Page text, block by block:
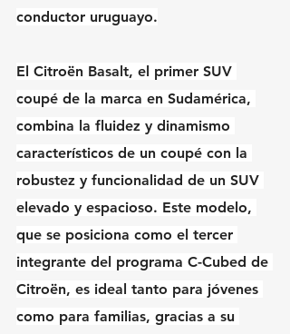
conductor uruguayo.
El Citroën Basalt, el primer SUV
coupé de la marca en Sudamérica,
combina la fluidez y dinamismo
característicos de un coupé con la
robustez y funcionalidad de un SUV
elevado y espacioso. Este modelo,
que se posiciona como el tercer
integrante del programa C-Cubed de
Citroën, es ideal tanto para jóvenes
como para familias, gracias a su